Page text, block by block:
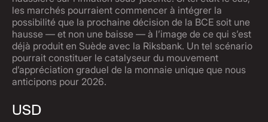
les marchés pourraient commencer à intégrer la
possibilité que la prochaine décision de la BCE soit une
hausse — et non une baisse — à l’image de ce qui s’est
déjà produit en Suède avec la Riksbank. Un tel scénario
pourrait constituer le catalyseur du mouvement
d’appréciation graduel de la monnaie unique que nous
anticipons pour 2026.
USD